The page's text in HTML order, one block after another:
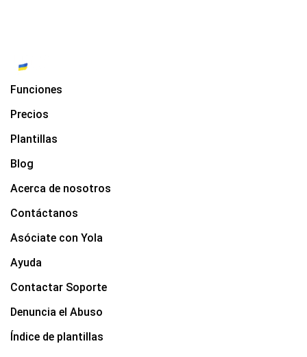
Funciones
Precios
Plantillas
Blog
Acerca de nosotros
Contáctanos
Asóciate con Yola
Ayuda
Contactar Soporte
Denuncia el Abuso
Índice de plantillas